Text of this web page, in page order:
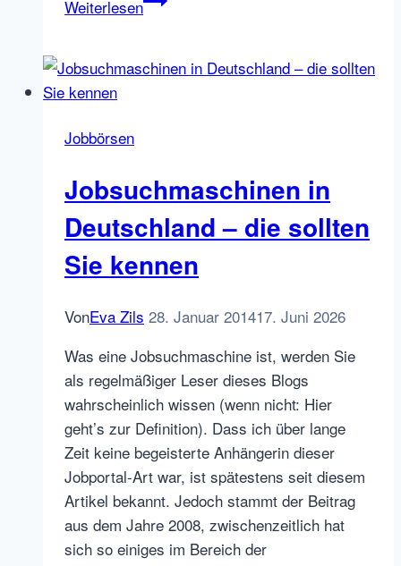
Weiterlesen
auf
201401
Jobbörsen
Jobsuchmaschinen in
Deutschland – die sollten
Sie kennen
VonEva Zils 28. Januar 201417. Juni 2026
Was eine Jobsuchmaschine ist, werden Sie
als regelmäßiger Leser dieses Blogs
wahrscheinlich wissen (wenn nicht: Hier
geht’s zur Definition). Dass ich über lange
Zeit keine begeisterte Anhängerin dieser
Jobportal-Art war, ist spätestens seit diesem
Artikel bekannt. Jedoch stammt der Beitrag
aus dem Jahre 2008, zwischenzeitlich hat
sich so einiges im Bereich der